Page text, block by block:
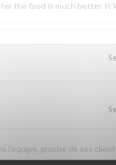
the food is much better. It
l'équipe, proche de ses